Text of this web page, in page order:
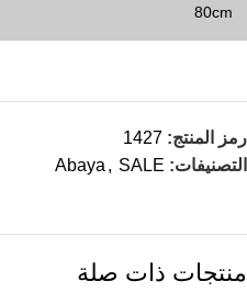
80cm
رمز المنتج: 1427
التصنيفات:
Abaya , SALE
منتجات ذات صلة